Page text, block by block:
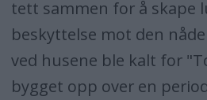
tett sammen for å skape
beskyttelse mot den
ved husene ble kalt for
bygget opp over en